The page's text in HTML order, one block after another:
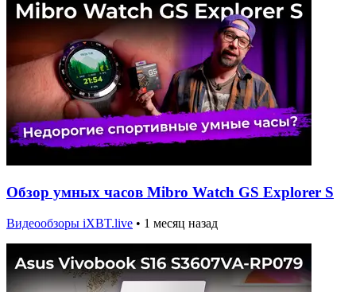
Обзор умных часов Mibro Watch GS Explorer S
Видеообзоры iXBT.live • 1 месяц назад